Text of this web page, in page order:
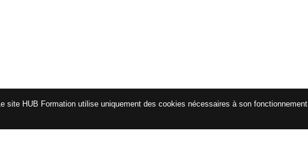
Le site HUB Formation utilise uniquement des cookies nécessaires à son fonctionnement.